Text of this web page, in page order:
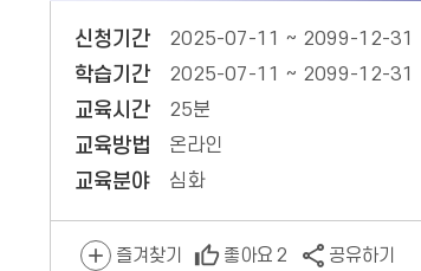
신청기간 2025-07-11 ~ 2099-12-31
학습기간 2025-07-11 ~ 2099-12-31
교육시간 25분
교육방법 온라인
교육분야 심화
즐겨찾기 좋아요 2 공유하기